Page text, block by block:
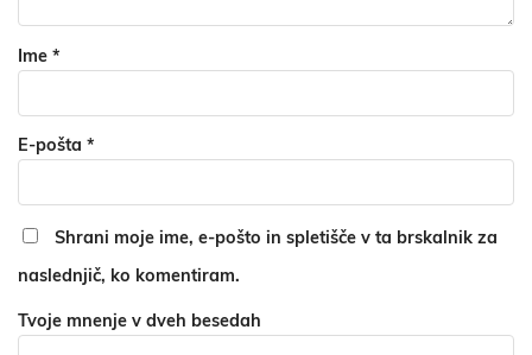
Ime *
E-pošta *
Shrani moje ime, e-pošto in spletišče v ta brskalnik za
naslednjič, ko komentiram.
Tvoje mnenje v dveh besedah